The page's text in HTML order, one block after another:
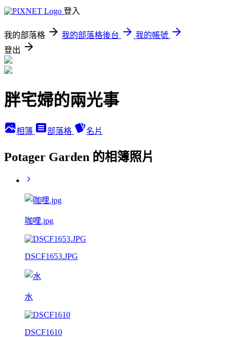
登入
我的部落格 我的部落格後台
我的帳號
登出
胖宅婦的兩光事
相簿 部落格 名片
Potager Garden 的相簿照片
咖哩.jpg
DSCF1653.JPG
水
DSCF1610